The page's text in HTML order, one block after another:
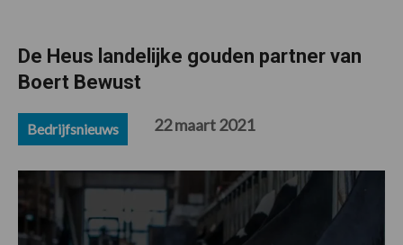
De Heus landelijke gouden partner van
Boert Bewust
Bedrijfsnieuws 22 maart 2021